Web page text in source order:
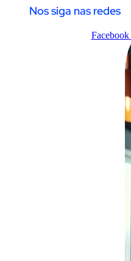
Nos siga nas redes
Facebook